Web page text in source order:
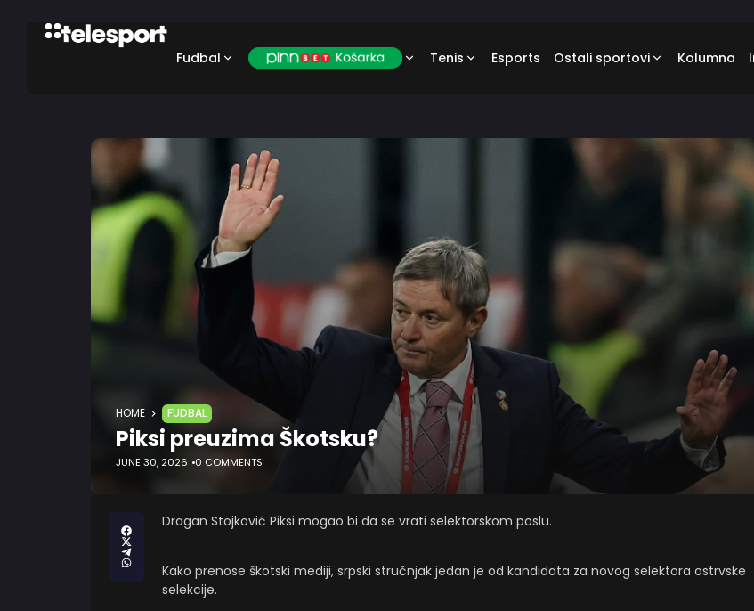
Fudbal Tenis Esports Ostali sportovi Kolumna
HOME FUDBAL
Piksi preuzima Škotsku?
JUNE 30, 2026 0 COMMENTS
Dragan Stojković Piksi mogao bi da se vrati selektorskom poslu.
Kako prenose škotski mediji, srpski stručnjak jedan je od kandidata za novog selektora ostrvske
selekcije.